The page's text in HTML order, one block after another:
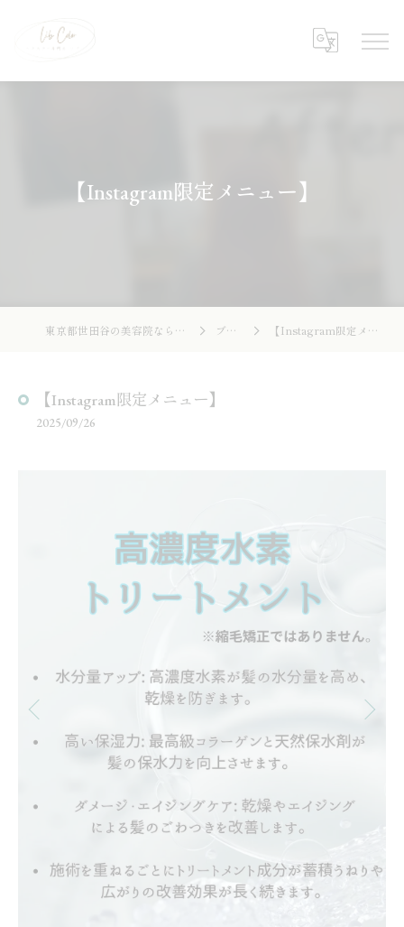
【Instagram限定メニュー】
東京都世田谷の美容院ならLibcolor ブログ 【Instagram限定メニュー】
【Instagram限定メニュー】
2025/09/26